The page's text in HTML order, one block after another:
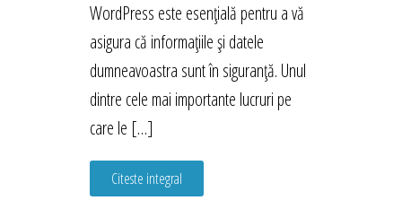
WordPress este esențială pentru a vă
asigura că informațiile și datele
dumneavoastra sunt în siguranță. Unul
dintre cele mai importante lucruri pe
care le […]
Citeste integral